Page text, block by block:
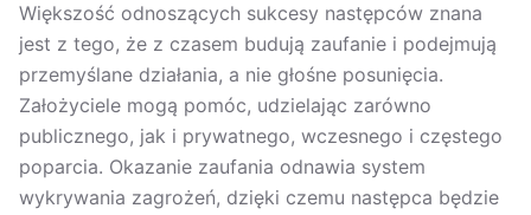
Większość odnoszących sukcesy następców znana
jest z tego, że z czasem budują zaufanie i podejmują
przemyślane działania, a nie głośne posunięcia.
Założyciele mogą pomóc, udzielając zarówno
publicznego, jak i prywatnego, wczesnego i częstego
poparcia. Okazanie zaufania odnawia system
wykrywania zagrożeń, dzięki czemu następca będzie